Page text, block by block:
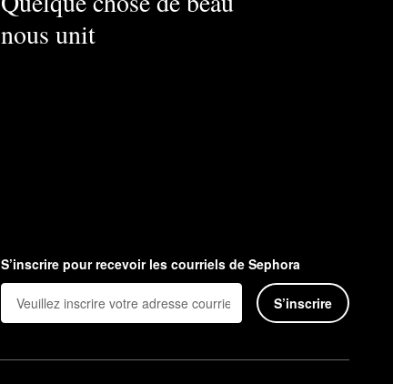
nous unit
S’inscrire pour recevoir les courriels de Sephora
S’inscrire